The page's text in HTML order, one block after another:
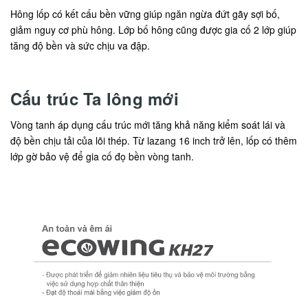
Hông lốp có kết cấu bền vững giúp ngăn ngừa đứt gãy sợi bố,
giảm nguy cơ phù hông. Lớp bố hông cũng được gia cố 2 lớp giúp
tăng độ bền và sức chịu va đập.
Cấu trúc Ta lông mới
Vòng tanh áp dụng cấu trúc mới tăng khả năng kiểm soát lái và
độ bền chịu tải của lõi thép. Từ lazang 16 inch trở lên, lốp có thêm
lớp gờ bảo vệ để gia cố đọ bền vòng tanh.